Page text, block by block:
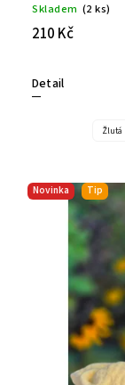
Skladem (2 ks)
210 Kč
Detail
Žlutá
Novinka Tip